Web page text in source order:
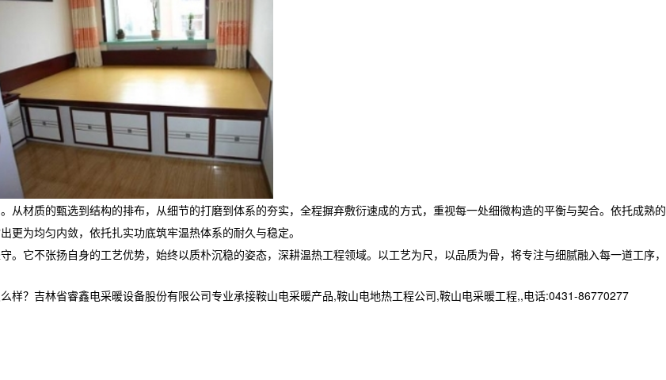
材质的甄选到结构的排布，从细节的打磨到体系的夯实，全程摒弃敷衍速成的方式，重视每一处细微构造的平衡与契合。依托成熟的
为均匀内敛，依托扎实功底筑牢温热体系的耐久与稳定。
它不张扬自身的工艺优势，始终以质朴沉稳的姿态，深耕温热工程领域。以工艺为尺，以品质为骨，将专注与细腻融入每一道工序，
样？吉林省睿鑫电采暖设备股份有限公司专业承接鞍山电采暖产品,鞍山电地热工程公司,鞍山电采暖工程,,电话:0431-86770277